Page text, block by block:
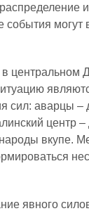
события могут
центральном
сил: аварцы –
центр –
вкупе.
явного